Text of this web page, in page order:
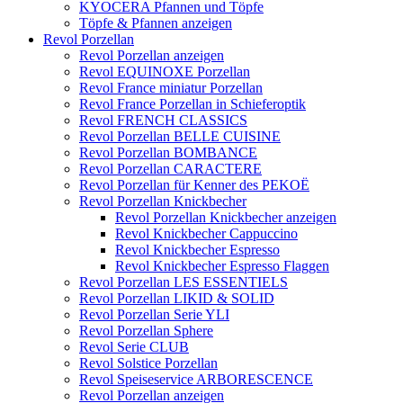
KYOCERA Pfannen und Töpfe
Töpfe & Pfannen anzeigen
Revol Porzellan
Revol Porzellan anzeigen
Revol EQUINOXE Porzellan
Revol France miniatur Porzellan
Revol France Porzellan in Schieferoptik
Revol FRENCH CLASSICS
Revol Porzellan BELLE CUISINE
Revol Porzellan BOMBANCE
Revol Porzellan CARACTERE
Revol Porzellan für Kenner des PEKOË
Revol Porzellan Knickbecher
Revol Porzellan Knickbecher anzeigen
Revol Knickbecher Cappuccino
Revol Knickbecher Espresso
Revol Knickbecher Espresso Flaggen
Revol Porzellan LES ESSENTIELS
Revol Porzellan LIKID & SOLID
Revol Porzellan Serie YLI
Revol Porzellan Sphere
Revol Serie CLUB
Revol Solstice Porzellan
Revol Speiseservice ARBORESCENCE
Revol Porzellan anzeigen